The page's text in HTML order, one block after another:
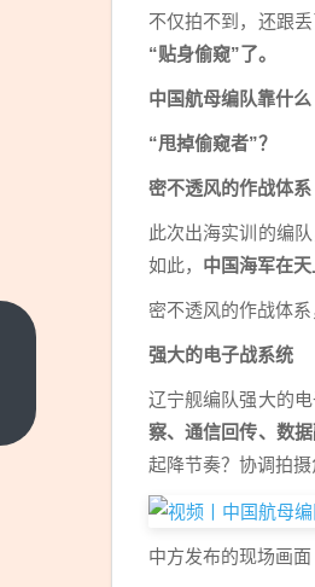
不仅拍不到，还跟
“贴身偷窥”了。
中国航母编队靠什么
“甩掉偷窥者”？
密不透风的作战体系
此次出海实训的编
如此， 中国海军在
密不透风的作战体
强大的电子战系统
辽宁舰编队强大的
察、通信回传、数
起降节奏？协调拍摄
中方发布的现场画面